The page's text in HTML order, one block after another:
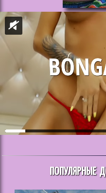
ПОПУЛЯРНЫЕ